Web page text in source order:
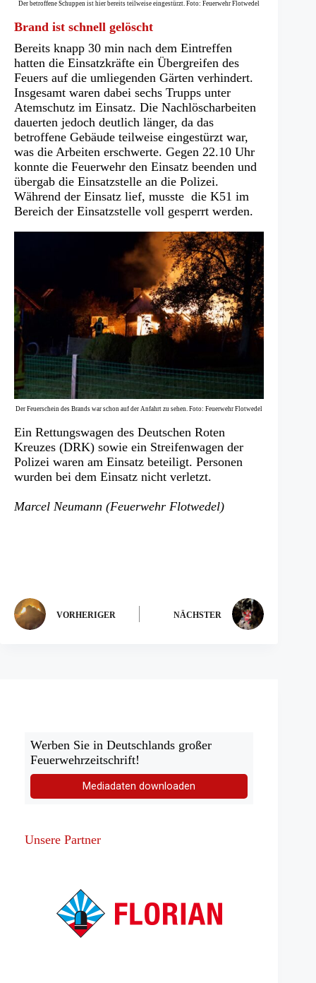
Der betroffene Schuppen ist hier bereits teilweise eingestürzt. Foto: Feuerwehr Flotwedel
Brand ist schnell gelöscht
Bereits knapp 30 min nach dem Eintreffen
hatten die Einsatzkräfte ein Übergreifen des
Feuers auf die umliegenden Gärten verhindert.
Insgesamt waren dabei sechs Trupps unter
Atemschutz im Einsatz. Die Nachlöscharbeiten
dauerten jedoch deutlich länger, da das
betroffene Gebäude teilweise eingestürzt war,
was die Arbeiten erschwerte. Gegen 22.10 Uhr
konnte die Feuerwehr den Einsatz beenden und
übergab die Einsatzstelle an die Polizei.
Während der Einsatz lief, musste die K51 im
Bereich der Einsatzstelle voll gesperrt werden.
Der Feuerschein des Brands war schon auf der Anfahrt zu sehen. Foto: Feuerwehr Flotwedel
Ein Rettungswagen des Deutschen Roten
Kreuzes (DRK) sowie ein Streifenwagen der
Polizei waren am Einsatz beteiligt. Personen
wurden bei dem Einsatz nicht verletzt.
Marcel Neumann (Feuerwehr Flotwedel)
VORHERIGER NÄCHSTER
Werben Sie in Deutschlands großer
Feuerwehrzeitschrift!
Mediadaten downloaden
Unsere Partner